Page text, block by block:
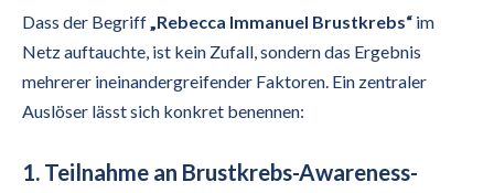
Dass der Begriff „Rebecca Immanuel Brustkrebs“ im
Netz auftauchte, ist kein Zufall, sondern das Ergebnis
mehrerer ineinandergreifender Faktoren. Ein zentraler
Auslöser lässt sich konkret benennen:
1. Teilnahme an Brustkrebs-Awareness-